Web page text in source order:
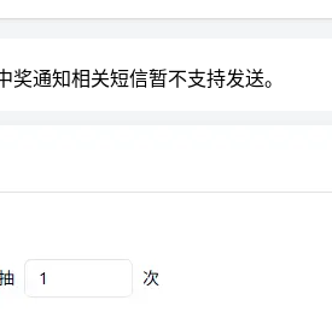
通知相关短信暂不支持发送。